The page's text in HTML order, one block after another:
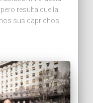
resulta que la
sus caprichos.